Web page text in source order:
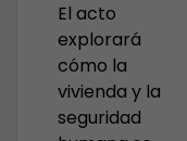
El acto
explorará
cómo la
vivienda y la
seguridad